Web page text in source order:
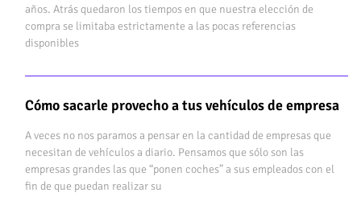
años. Atrás quedaron los tiempos en que nuestra elección de
compra se limitaba estrictamente a las pocas referencias
disponibles
Cómo sacarle provecho a tus vehículos de empresa
A veces no nos paramos a pensar en la cantidad de empresas que
necesitan de vehículos a diario. Pensamos que sólo son las
empresas grandes las que “ponen coches” a sus empleados con el
fin de que puedan realizar su